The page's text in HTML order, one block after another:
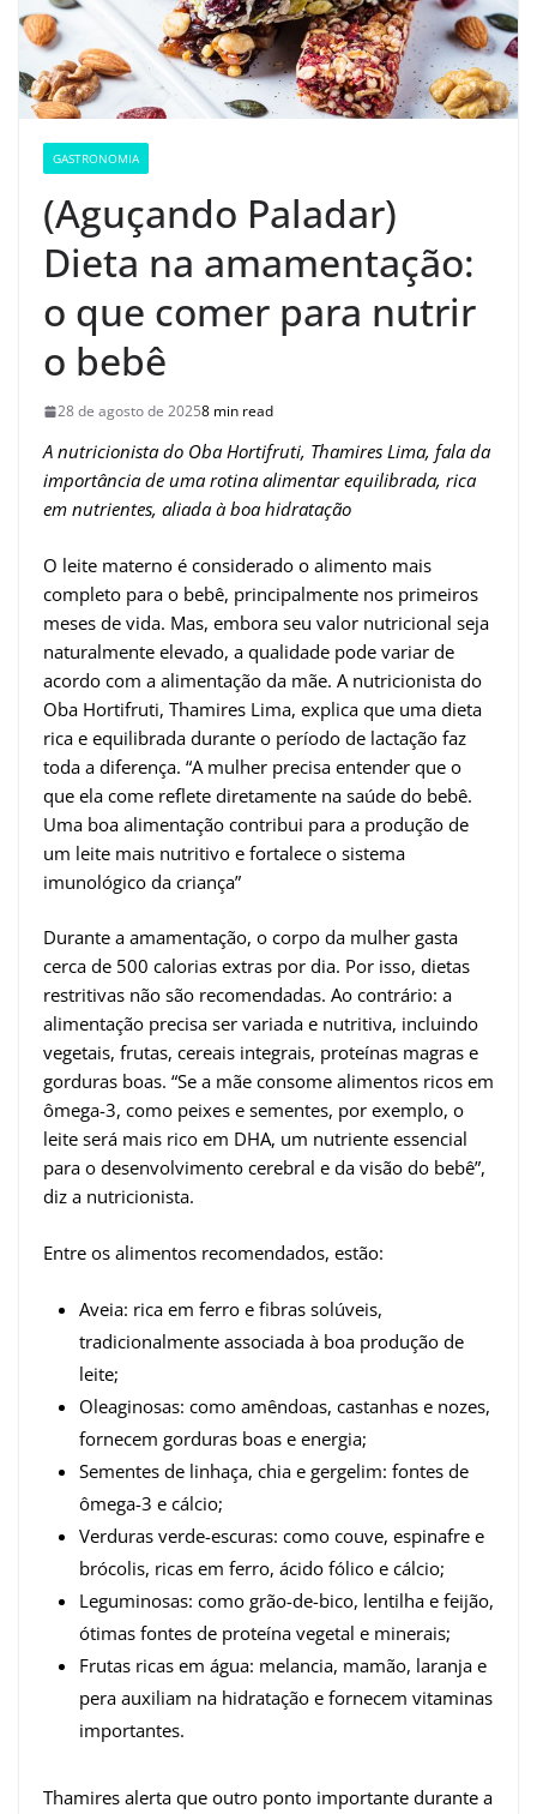
GASTRONOMIA
(Aguçando Paladar)
Dieta na amamentação:
o que comer para nutrir
o bebê
28 de agosto de 20258 min read
A nutricionista do Oba Hortifruti, Thamires Lima, fala da
importância de uma rotina alimentar equilibrada, rica
em nutrientes, aliada à boa hidratação
O leite materno é considerado o alimento mais
completo para o bebê, principalmente nos primeiros
meses de vida. Mas, embora seu valor nutricional seja
naturalmente elevado, a qualidade pode variar de
acordo com a alimentação da mãe. A nutricionista do
Oba Hortifruti, Thamires Lima, explica que uma dieta
rica e equilibrada durante o período de lactação faz
toda a diferença. “A mulher precisa entender que o
que ela come reflete diretamente na saúde do bebê.
Uma boa alimentação contribui para a produção de
um leite mais nutritivo e fortalece o sistema
imunológico da criança”
Durante a amamentação, o corpo da mulher gasta
cerca de 500 calorias extras por dia. Por isso, dietas
restritivas não são recomendadas. Ao contrário: a
alimentação precisa ser variada e nutritiva, incluindo
vegetais, frutas, cereais integrais, proteínas magras e
gorduras boas. “Se a mãe consome alimentos ricos em
ômega-3, como peixes e sementes, por exemplo, o
leite será mais rico em DHA, um nutriente essencial
para o desenvolvimento cerebral e da visão do bebê”,
diz a nutricionista.
Entre os alimentos recomendados, estão:
Aveia: rica em ferro e fibras solúveis,
tradicionalmente associada à boa produção de
leite;
Oleaginosas: como amêndoas, castanhas e nozes,
fornecem gorduras boas e energia;
Sementes de linhaça, chia e gergelim: fontes de
ômega-3 e cálcio;
Verduras verde-escuras: como couve, espinafre e
brócolis, ricas em ferro, ácido fólico e cálcio;
Leguminosas: como grão-de-bico, lentilha e feijão,
ótimas fontes de proteína vegetal e minerais;
Frutas ricas em água: melancia, mamão, laranja e
pera auxiliam na hidratação e fornecem vitaminas
importantes.
Thamires alerta que outro ponto importante durante a